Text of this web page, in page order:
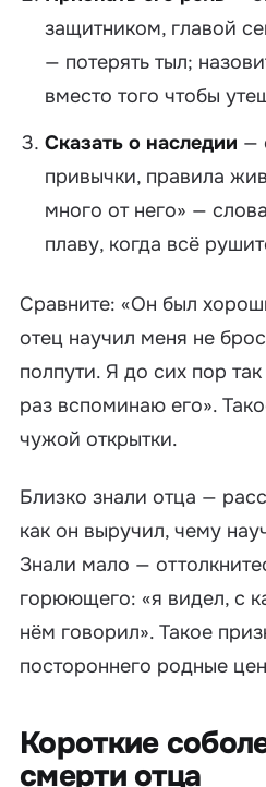
защитником, главой
— потерять тыл;
вместо того чтобы
Сказать о наследии —
привычки, правила
много от него» —
плаву, когда всё
Сравните: «Он был
отец научил меня не
полпути. Я до сих пор
раз вспоминаю его».
чужой открытки.
Близко знали отца —
как он выручил, чему
Знали мало —
горюющего: «я видел, с
нём говорил». Такое
постороннего родные
Короткие
смерти отца